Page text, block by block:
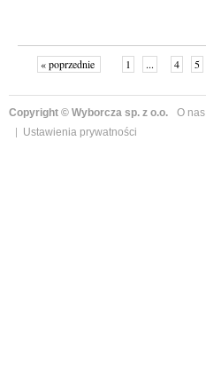
« poprzednie 1 ... 4 5
Copyright © Wyborcza sp. z o.o. O nas
Ustawienia prywatności